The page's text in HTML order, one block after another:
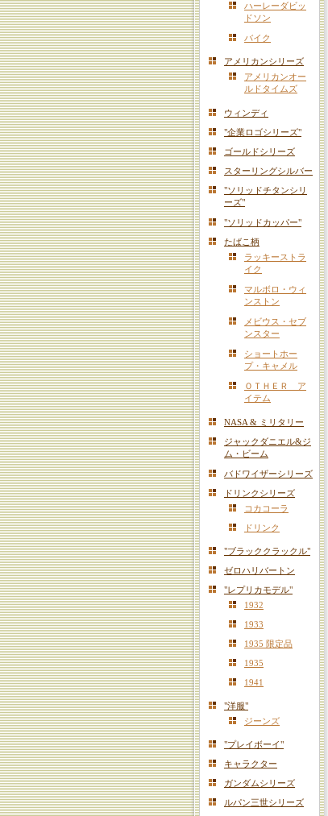
ハーレーダビッ
ドソン
バイク
アメリカンシリーズ
アメリカンオー
ルドタイムズ
ウィンディ
"企業ロゴシリーズ"
ゴールドシリーズ
スターリングシルバー
"ソリッドチタンシリ
ーズ"
"ソリッドカッパー"
たばこ柄
ラッキーストラ
イク
マルボロ・ウィ
ンストン
メビウス・セブ
ンスター
ショートホー
プ・キャメル
ＯＴＨＥＲ ア
イテム
NASA & ミリタリー
ジャックダニエル&ジ
ム・ビーム
バドワイザーシリーズ
ドリンクシリーズ
コカコーラ
ドリンク
"ブラッククラックル"
ゼロハリバートン
"レプリカモデル"
1932
1933
1935 限定品
1935
1941
"洋服"
ジーンズ
"プレイボーイ"
キャラクター
ガンダムシリーズ
ルパン三世シリーズ